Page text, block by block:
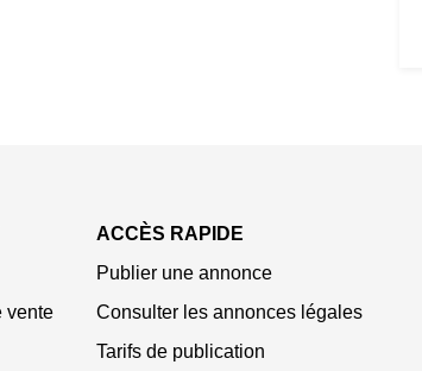
vente
ACCÈS RAPIDE
Publier une annonce
Consulter les annonces légales
Tarifs de publication